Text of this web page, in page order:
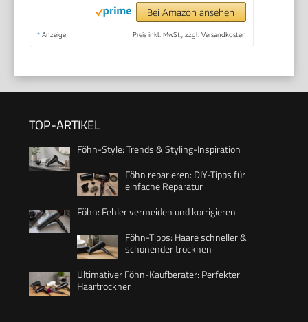
Bei Amazon ansehen
* Anzeige Preis inkl. MwSt., zzgl. Versandkosten
TOP-ARTIKEL
Föhn-Style: Trends & Styling-Inspiration
Föhn reparieren: DIY-Tipps für
einfache Reparatur
Föhn: Fehler vermeiden und korrigieren
Föhn-Tipps: Haare schneller &
schonender trocknen
Ultimativer Föhn-Kaufberater: Perfekter
Haartrockner